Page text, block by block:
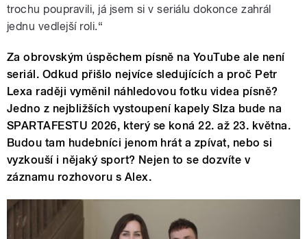
trochu poupravili, já jsem si v seriálu dokonce zahrál
jednu vedlejší roli.“
Za obrovským úspěchem písně na YouTube ale není
seriál. Odkud přišlo nejvíce sledujících a proč Petr
Lexa raději vyměnil náhledovou fotku videa písně?
Jedno z nejbližších vystoupení kapely Slza bude na
SPARTAFESTU 2026, který se koná 22. až 23. května.
Budou tam hudebníci jenom hrát a zpívat, nebo si
vyzkouší i nějaký sport? Nejen to se dozvíte v
záznamu rozhovoru s Alex.